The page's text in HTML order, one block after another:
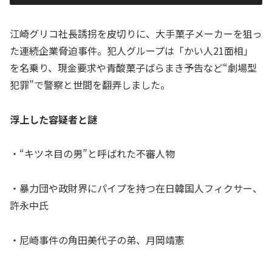
江崎グリコ社長誘拐を皮切りに、大手菓子メーカーを狙っ
た連続企業脅迫事件。犯人グループは「かい人21面相」
を名乗り、現金要求や青酸菓子ばらまき予告など“劇場型
犯罪”で警察と世間を翻弄しました。
浮上した容疑者と謎
・“キツネ目の男”と呼ばれた不審人物
・暴力団や政財界にパイプを持つ在日韓国人フィクサー、
許永中氏
・尼崎事件の角田美代子の弟、月岡靖憲